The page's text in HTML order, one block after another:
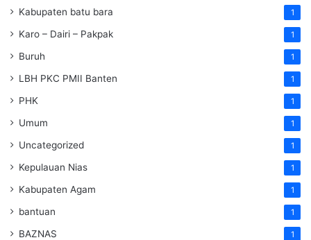
Kabupaten batu bara 1
Karo – Dairi – Pakpak 1
Buruh 1
LBH PKC PMII Banten 1
PHK 1
Umum 1
Uncategorized 1
Kepulauan Nias 1
Kabupaten Agam 1
bantuan 1
BAZNAS 1